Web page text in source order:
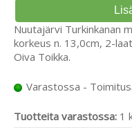
Nuutajärvi Turkinkanan
korkeus n. 13,0cm, 2-
Oiva Toikka.
Varastossa -
Tuotteita varastossa: 1